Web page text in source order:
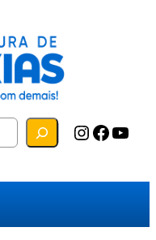
Instagram Facebook YouTube